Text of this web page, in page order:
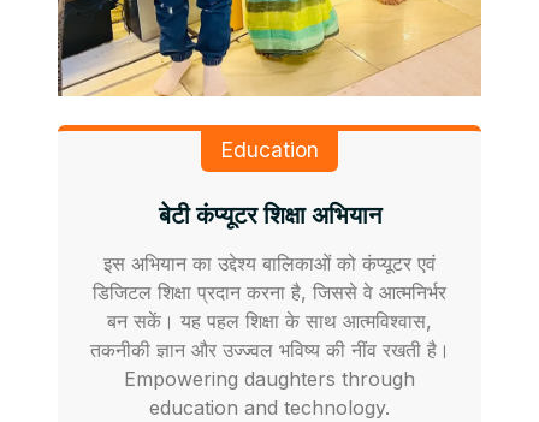
Education
बेटी कंप्यूटर शिक्षा अभियान
इस अभियान का उद्देश्य बालिकाओं को कंप्यूटर एवं
डिजिटल शिक्षा प्रदान करना है, जिससे वे आत्मनिर्भर
बन सकें। यह पहल शिक्षा के साथ आत्मविश्वास,
तकनीकी ज्ञान और उज्ज्वल भविष्य की नींव रखती है।
Empowering daughters through
education and technology.